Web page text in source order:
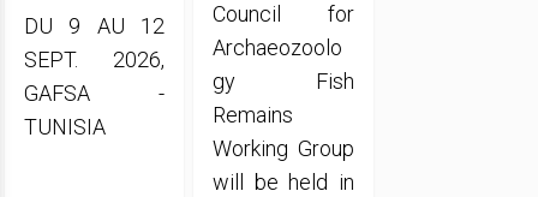
DU 9 AU 12
SEPT. 2026,
GAFSA -
TUNISIA
Council for
Archaeozoolo
gy Fish
Remains
Working Group
will be held in